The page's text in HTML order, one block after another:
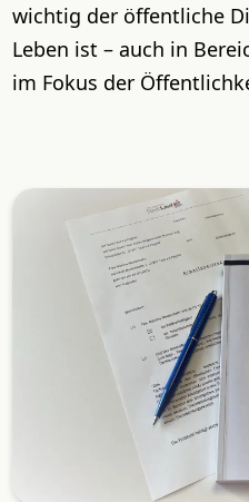
wichtig der öffentliche
Leben ist – auch in
im Fokus der